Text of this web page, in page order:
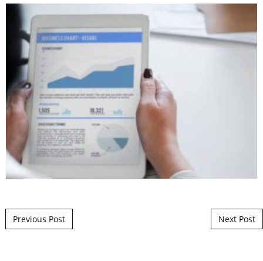
Post navigation
Previous Post Next Post